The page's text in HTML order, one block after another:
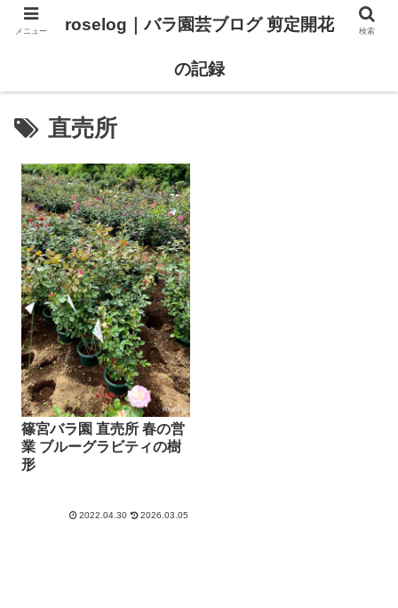
直売所
篠宮バラ園 直売所 春の営
業 ブルーグラビティの樹
形
2022.04.30 2026.03.05
メニュー roselog｜バラ園芸ブログ 剪定開花
の記録
検索